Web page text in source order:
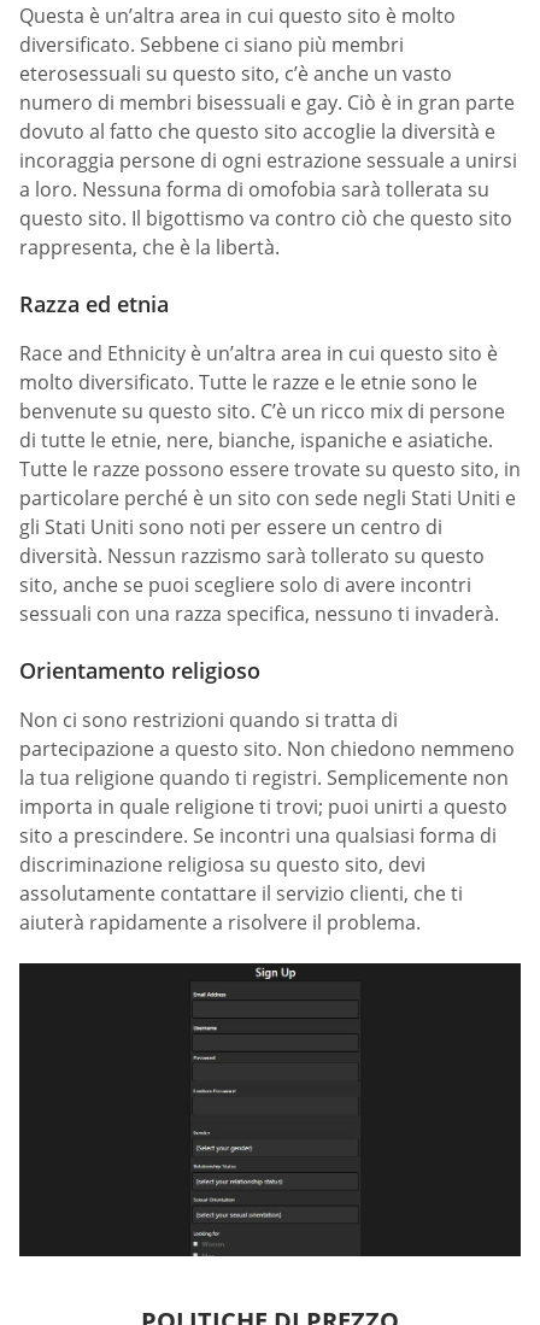
Questa è un’altra area in cui questo sito è molto
diversificato. Sebbene ci siano più membri
eterosessuali su questo sito, c’è anche un vasto
numero di membri bisessuali e gay. Ciò è in gran parte
dovuto al fatto che questo sito accoglie la diversità e
incoraggia persone di ogni estrazione sessuale a unirsi
a loro. Nessuna forma di omofobia sarà tollerata su
questo sito. Il bigottismo va contro ciò che questo sito
rappresenta, che è la libertà.
Razza ed etnia
Race and Ethnicity è un’altra area in cui questo sito è
molto diversificato. Tutte le razze e le etnie sono le
benvenute su questo sito. C’è un ricco mix di persone
di tutte le etnie, nere, bianche, ispaniche e asiatiche.
Tutte le razze possono essere trovate su questo sito, in
particolare perché è un sito con sede negli Stati Uniti e
gli Stati Uniti sono noti per essere un centro di
diversità. Nessun razzismo sarà tollerato su questo
sito, anche se puoi scegliere solo di avere incontri
sessuali con una razza specifica, nessuno ti invaderà.
Orientamento religioso
Non ci sono restrizioni quando si tratta di
partecipazione a questo sito. Non chiedono nemmeno
la tua religione quando ti registri. Semplicemente non
importa in quale religione ti trovi; puoi unirti a questo
sito a prescindere. Se incontri una qualsiasi forma di
discriminazione religiosa su questo sito, devi
assolutamente contattare il servizio clienti, che ti
aiuterà rapidamente a risolvere il problema.